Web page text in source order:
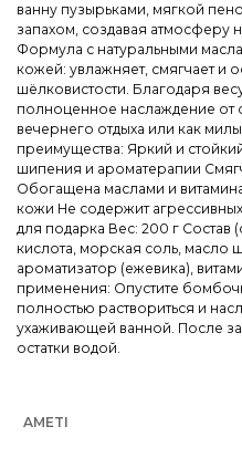
ванну пузырьками, мягкой
запахом, создавая атмосферу
Формула с натуральными
кожей: увлажняет, смягчает и
шёлковистости. Благодаря
полноценное наслаждение от
вечернего отдыха или как
преимущества: Яркий и
шипения и ароматерапии
Обогащена маслами и
кожи Не содержит
для подарка Вес: 200 г
кислота, морская соль, масло
ароматизатор (ежевика),
применения: Опустите
полностью раствориться и
ухаживающей ванной. После
остатки водой.
AMETI